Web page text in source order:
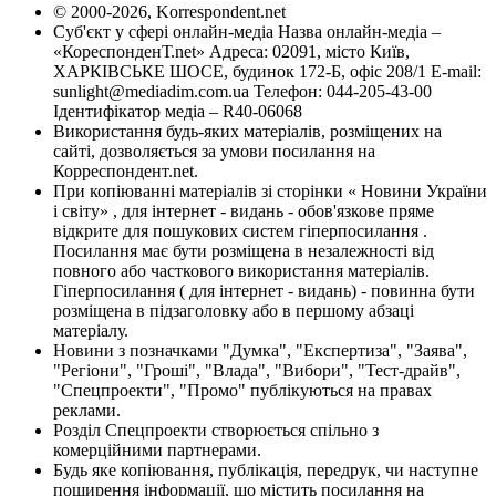
© 2000-2026, Korrespondent.net
Суб'єкт у сфері онлайн-медіа Назва онлайн-медіа –
«КореспонденТ.net» Адреса: 02091, місто Київ,
ХАРКІВСЬКЕ ШОСЕ, будинок 172-Б, офіс 208/1 E-mail:
sunlight@mediadim.com.ua Телефон: 044-205-43-00
Ідентифікатор медіа – R40-06068
Використання будь-яких матеріалів, розміщених на
сайті, дозволяється за умови посилання на
Корреспондент.net.
При копіюванні матеріалів зі сторінки « Новини України
і світу» , для інтернет - видань - обов'язкове пряме
відкрите для пошукових систем гіперпосилання .
Посилання має бути розміщена в незалежності від
повного або часткового використання матеріалів.
Гіперпосилання ( для інтернет - видань) - повинна бути
розміщена в підзаголовку або в першому абзаці
матеріалу.
Новини з позначками "Думка", "Експертиза", "Заява",
"Регіони", "Гроші", "Влада", "Вибори", "Тест-драйв",
"Спецпроекти", "Промо" публікуються на правах
реклами.
Розділ Спецпроекти створюється спільно з
комерційними партнерами.
Будь яке копіювання, публікація, передрук, чи наступне
поширення інформації, що містить посилання на